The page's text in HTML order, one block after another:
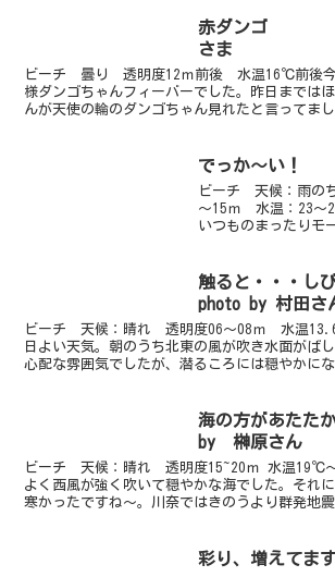
赤ダンゴ
さま
ビーチ 曇り 透明度12ｍ前後 水温16℃前後今
様ダンゴちゃんフィーバーでした。昨日までは
んが天使の輪のダンゴちゃん見れたと言ってま
でっか～い！
ビーチ 天候：雨の
～15ｍ 水温：23～
いつものまったりモ
透明度が最高です！
す！最近あらゆ...
触ると・・・し
photo by 村田さ
ビーチ 天候：晴れ 透明度06～08ｍ 水温
日よい天気。朝のうち北東の風が吹き水面がば
心配な雰囲気でしたが、潜るころには穏やかに
海の方があたた
by 榊原さん
ビーチ 天候：晴れ 透明度15~20ｍ 水温19℃
よく西風が強く吹いて穏やかな海でした。それ
寒かったですね～。川奈ではきのうより群発地
彩り、増えてま